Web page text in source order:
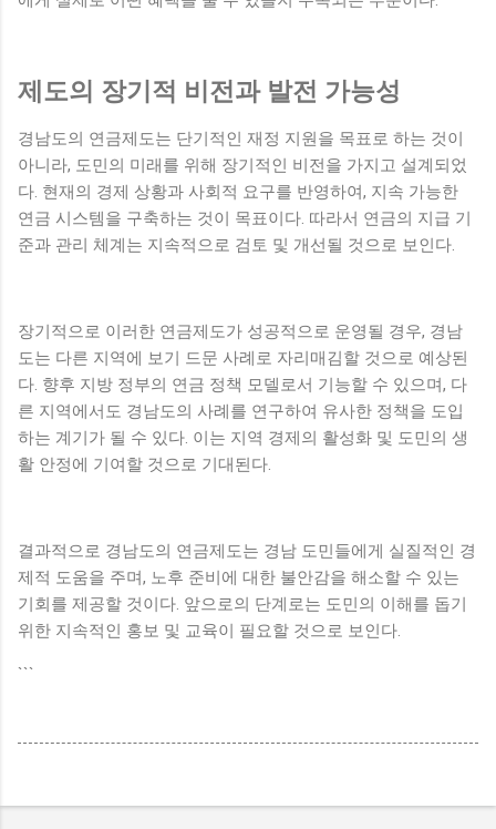
제도의 장기적 비전과 발전 가능성
경남도의 연금제도는 단기적인 재정 지원을 목표로 하는 것이
아니라, 도민의 미래를 위해 장기적인 비전을 가지고 설계되었
다. 현재의 경제 상황과 사회적 요구를 반영하여, 지속 가능한
연금 시스템을 구축하는 것이 목표이다. 따라서 연금의 지급 기
준과 관리 체계는 지속적으로 검토 및 개선될 것으로 보인다.
장기적으로 이러한 연금제도가 성공적으로 운영될 경우, 경남
도는 다른 지역에 보기 드문 사례로 자리매김할 것으로 예상된
다. 향후 지방 정부의 연금 정책 모델로서 기능할 수 있으며, 다
른 지역에서도 경남도의 사례를 연구하여 유사한 정책을 도입
하는 계기가 될 수 있다. 이는 지역 경제의 활성화 및 도민의 생
활 안정에 기여할 것으로 기대된다.
결과적으로 경남도의 연금제도는 경남 도민들에게 실질적인 경
제적 도움을 주며, 노후 준비에 대한 불안감을 해소할 수 있는
기회를 제공할 것이다. 앞으로의 단계로는 도민의 이해를 돕기
위한 지속적인 홍보 및 교육이 필요할 것으로 보인다.
```